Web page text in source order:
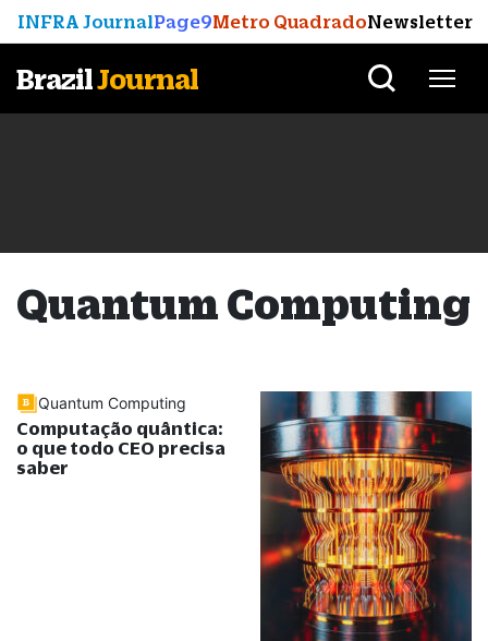
INFRA JournalPage9Metro QuadradoNewsletter
BrazilJournal
Quantum Computing
Quantum Computing
Computação quântica:
o que todo CEO precisa
saber